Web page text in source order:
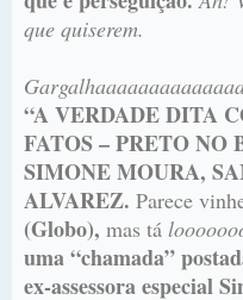
que quiserem.
“A VERDADE DITA
FATOS – PRETO NO
SIMONE MOURA,
ALVAREZ. Parece
(Globo), mas tá
uma “chamada”
ex-assessora especial